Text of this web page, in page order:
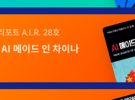
포트 A.I.R. 28호
메이드 인 차이나